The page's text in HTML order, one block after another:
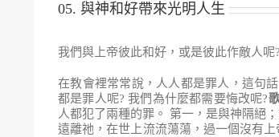
05. 與神和好帶來光明人生
我們與上帝彼此和好，或是彼此作敵人呢?
在教會裡常常說，人人都是罪人，這句
都是罪人呢? 我們為什麼都需要悔改呢?
人都犯了兩種的罪。 第一，是與神隔絕
遠離祂，在世上流流蕩蕩，過一個沒有